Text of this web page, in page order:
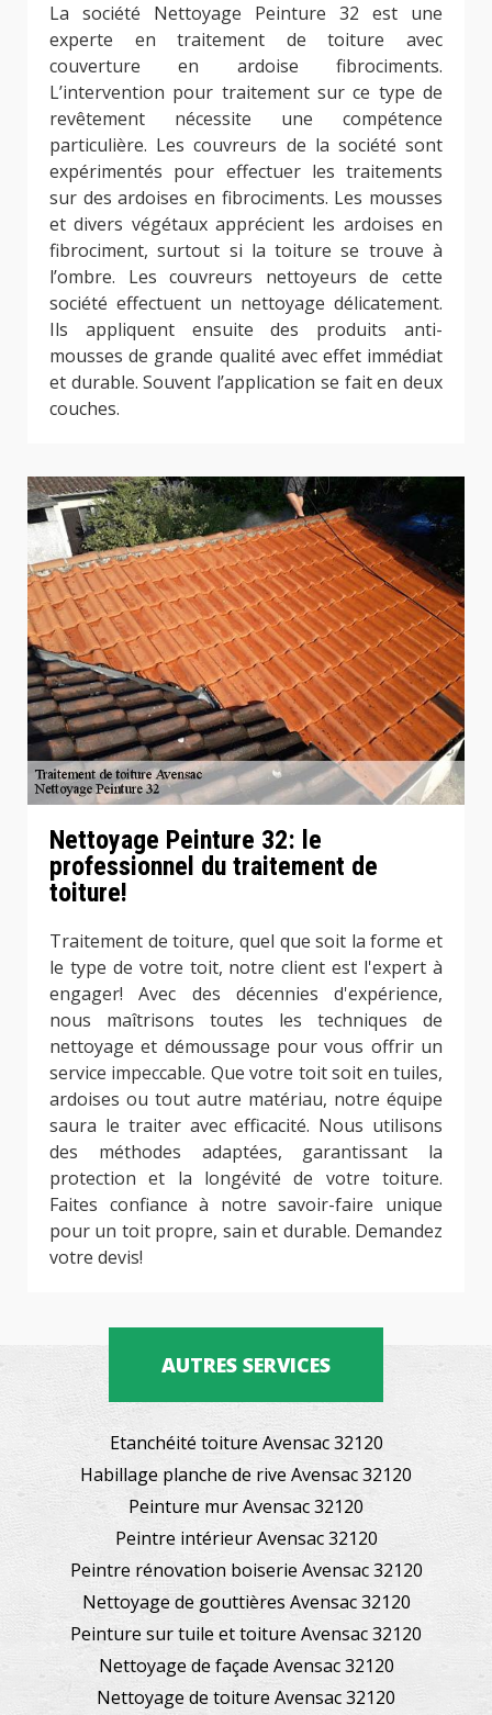
La société Nettoyage Peinture 32 est une
experte en traitement de toiture avec
couverture en ardoise fibrociments.
L’intervention pour traitement sur ce type de
revêtement nécessite une compétence
particulière. Les couvreurs de la société sont
expérimentés pour effectuer les traitements
sur des ardoises en fibrociments. Les mousses
et divers végétaux apprécient les ardoises en
fibrociment, surtout si la toiture se trouve à
l’ombre. Les couvreurs nettoyeurs de cette
société effectuent un nettoyage délicatement.
Ils appliquent ensuite des produits anti-
mousses de grande qualité avec effet immédiat
et durable. Souvent l’application se fait en deux
couches.
Nettoyage Peinture 32: le
professionnel du traitement de
toiture!
Traitement de toiture, quel que soit la forme et
le type de votre toit, notre client est l'expert à
engager! Avec des décennies d'expérience,
nous maîtrisons toutes les techniques de
nettoyage et démoussage pour vous offrir un
service impeccable. Que votre toit soit en tuiles,
ardoises ou tout autre matériau, notre équipe
saura le traiter avec efficacité. Nous utilisons
des méthodes adaptées, garantissant la
protection et la longévité de votre toiture.
Faites confiance à notre savoir-faire unique
pour un toit propre, sain et durable. Demandez
votre devis!
AUTRES SERVICES
Etanchéité toiture Avensac 32120
Habillage planche de rive Avensac 32120
Peinture mur Avensac 32120
Peintre intérieur Avensac 32120
Peintre rénovation boiserie Avensac 32120
Nettoyage de gouttières Avensac 32120
Peinture sur tuile et toiture Avensac 32120
Nettoyage de façade Avensac 32120
Nettoyage de toiture Avensac 32120